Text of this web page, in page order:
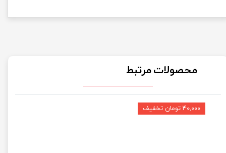
محصولات مرتبط
۴۰,۰۰۰ تومان تخفیف